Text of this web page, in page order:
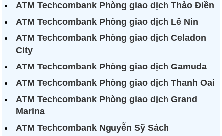
ATM Techcombank Phòng giao dịch Thảo Điền
ATM Techcombank Phòng giao dịch Lê Nin
ATM Techcombank Phòng giao dịch Celadon
City
ATM Techcombank Phòng giao dịch Gamuda
ATM Techcombank Phòng giao dịch Thanh Oai
ATM Techcombank Phòng giao dịch Grand
Marina
ATM Techcombank Nguyễn Sỹ Sách